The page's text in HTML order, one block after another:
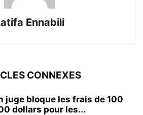
Ennabili
CONNEXES
juge bloque les frais de 100
dollars pour les...